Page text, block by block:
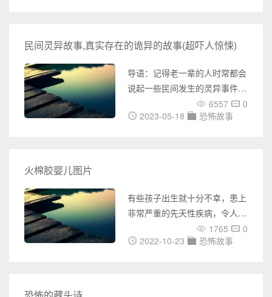
脑来分析。但在这种人高度紧张
大，并对正常的信号进行扭曲
康乃狄克鬼屋事件的诡异和扑所
迷离。康乃狄克鬼屋事件康乃狄
克鬼屋事件发生的极为诡异，主
人公是一位叫做约翰·贝尔的农
场主，一天他看见玉米田里有一
只形状古怪的狗，开***打中了
两个儿子跑到树下时，
民间灵异故事,真实存在的诡异的故事(超吓人惊悚)
导语：记得老一辈的人时常都会
说起一些民间发生的灵异事件，
现在回想起来也会感觉背后一阵
发凉。总是有些灵异事件的发生
灵异故事哟~~民间灵异故事一、
拳打恶鬼这个故事是我爷爷讲
的:以前我们老家尚武的人很
多，爷爷也是其中之一，我爷爷
6557
0
2023-05-18
恐怖故事
火棉胶婴儿图片
有些孩子出生就十分不幸，患上
非常严重的先天性疾病，令人非
常可怜，但是有令人无能为力，
这些婴儿从小就遭受着苦难，犹
1765
0
2022-10-23
恐怖故事